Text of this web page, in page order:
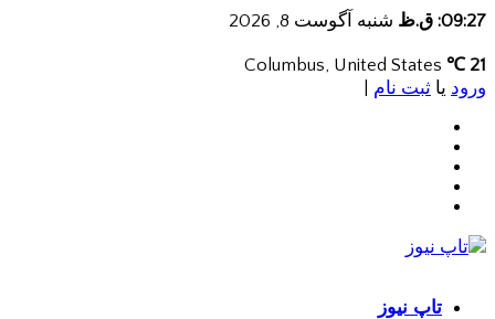
09:27: ق.ظ شنبه آگوست 8, 2026
21 ℃
ورود یا ثبت نام
تاپ نیوز